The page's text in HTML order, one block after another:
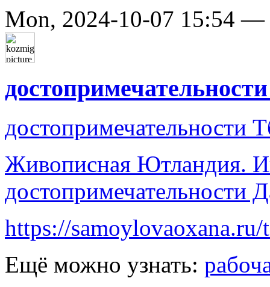
Mon, 2024-10-07 15:54 —
достопримечательности
Живописная Ютландия.
достопримечательности
https://
Ещё можно узнать: